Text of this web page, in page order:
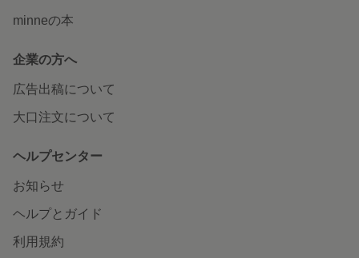
minneの本
企業の方へ
広告出稿について
大口注文について
ヘルプセンター
お知らせ
ヘルプとガイド
利用規約